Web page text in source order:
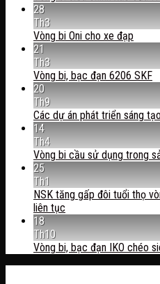
28
Th3
Vòng bi Oni cho xe đạp
21
Th3
Vòng bi, bạc đạn 6206 SKF
20
Th9
Các dự án phát triển sáng
14
Th4
Vòng bi cầu sử dụng trong
25
Th1
NSK tăng gấp đôi tuổi thọ
liên tục
18
Th10
Vòng bi, bạc đạn IKO chéo